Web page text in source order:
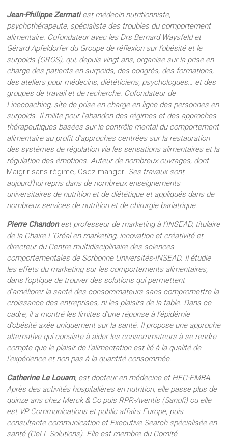
Jean-Philippe Zermatiest médecin nutritionniste,
psychothérapeute, spécialiste des troubles du comportement
alimentaire. Cofondateur avec les Drs Bernard Waysfeld et
Gérard Apfeldorfer du Groupe de réflexion sur l’obésité et le
surpoids (GROS), qui, depuis vingt ans, organise sur la prise en
charge des patients en surpoids, des congrès, des formations,
des ateliers pour médecins, diététiciens, psychologues… et des
groupes de travail et de recherche. Cofondateur de
Linecoaching, site de prise en charge en ligne des personnes en
surpoids. Il milite pour l’abandon des régimes et des approches
thérapeutiques basées sur le contrôle mental du comportement
alimentaire au profit d’approches centrées sur la restauration
des systèmes de régulation via les sensations alimentaires et la
régulation des émotions. Auteur de nombreux ouvrages, dont
Maigrir sans régime, Osez manger. Ses travaux sont
aujourd’hui repris dans de nombreux enseignements
universitaires de nutrition et de diététique et appliqués dans de
nombreux services de nutrition et de chirurgie bariatrique.
Pierre Chandonest professeur de marketing à l’INSEAD, titulaire
de la Chaire L’Oréal en marketing, innovation et créativité et
directeur du Centre multidisciplinaire des sciences
comportementales de Sorbonne Universités-INSEAD. Il étudie
les effets du marketing sur les comportements alimentaires,
dans l’optique de trouver des solutions qui permettent
d’améliorer la santé des consommateurs sans compromettre la
croissance des entreprises, ni les plaisirs de la table. Dans ce
cadre, il a montré les limites d’une réponse à l’épidémie
d’obésité axée uniquement sur la santé. Il propose une approche
alternative qui consiste à aider les consommateurs à se rendre
compte que le plaisir de l’alimentation est lié à la qualité de
l’expérience et non pas à la quantité consommée.
Catherine Le Louarn, est docteur en médecine et HEC-EMBA.
Après des activités hospitalières en nutrition, elle passe plus de
quinze ans chez Merck & Co puis RPR-Aventis (Sanofi) ou elle
est VP Communications et public affairs Europe, puis
consultante communication et Executive Search spécialisée en
santé (CeLL Solutions). Elle est membre du Comité